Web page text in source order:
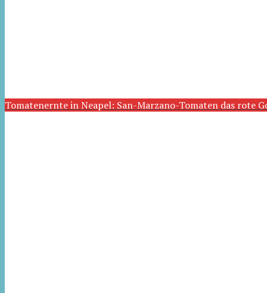
Tomatenernte in Neapel: San-Marzano-Tomaten das rote